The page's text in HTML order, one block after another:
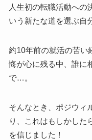
人生初の転職活動への
いう新たな道を選ぶ自
約10年前の就活の苦い
悔が心に残る中、誰に
で…。
そんなとき、ポジウィ
り、これはもしかした
を信じました！